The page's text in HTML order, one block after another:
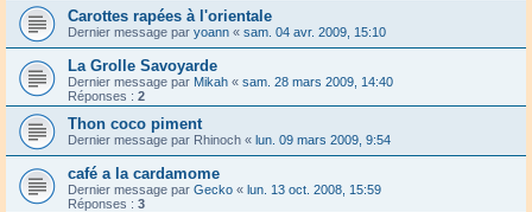
Carottes rapées à l'orientale
Dernier message par yoann « sam. 04 avr. 2009, 15:10
La Grolle Savoyarde
Dernier message par Mikah « sam. 28 mars 2009, 14:40
Réponses : 2
Thon coco piment
Dernier message par Rhinoch « lun. 09 mars 2009, 9:54
café a la cardamome
Dernier message par Gecko « lun. 13 oct. 2008, 15:59
Réponses : 3